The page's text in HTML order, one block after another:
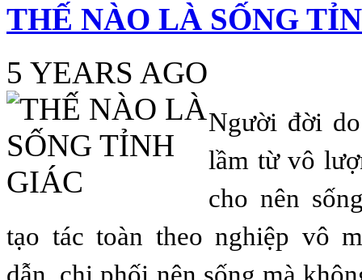
THẾ NÀO LÀ SỐNG
5 YEARS AGO
Người đời
lầm từ vô
cho nên
tạo tác toàn theo nghiệp vô